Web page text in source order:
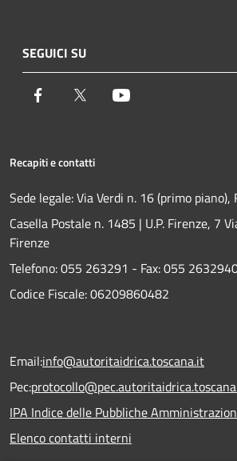
SEGUICI SU
Facebook Twitter
Recapiti e contatti
Sede legale: Via Verdi n. 16 (primo piano),
Casella Postale n. 1485 | U.P. Firenze, 7
Firenze
Telefono:055 263291 - Fax:055
Codice Fiscale: 06209860482
Email:info@autoritaidrica.toscana.it
Pec:
IPA Indice delle Pubbliche
Elenco contatti interni